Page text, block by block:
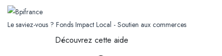
Le saviez-vous ? Fonds Impact Local - Soutien aux commerces
Découvrez cette aide